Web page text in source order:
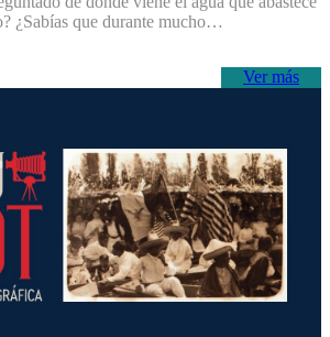
¿Sabías que durante mucho…
Ver más